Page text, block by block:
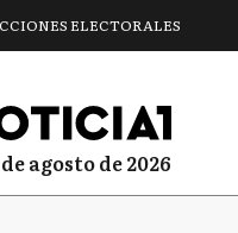
ELECTORALES
agosto de 2026